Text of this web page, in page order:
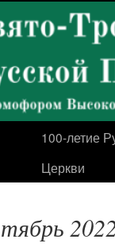
100-летие
Церкви